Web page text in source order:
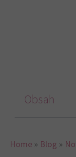
Home » Blog »
Obsah